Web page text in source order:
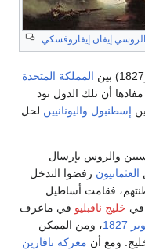
الروسي إيفان إيفازوفسكي
المملكة المتحدة
مفادها أن تلك الدول تود
إسطنبول واليونانيين لحل
والروس بإرسال
العثمانيون رفضوا التدخل
فقامت أساطيل
في خليج نافبليو في ماعرف
1827، ومن الممكن
ومع أن معركة نافارين